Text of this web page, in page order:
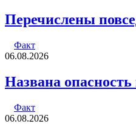
Перечислены
Факт
06.08.2026
Названа
Факт
06.08.2026